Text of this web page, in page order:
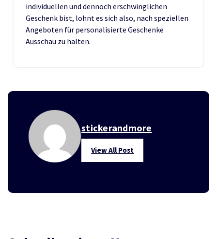
individuellen und dennoch erschwinglichen
Geschenk bist, lohnt es sich also, nach speziellen
Angeboten für personalisierte Geschenke
Ausschau zu halten.
stickerandmore
View All Post